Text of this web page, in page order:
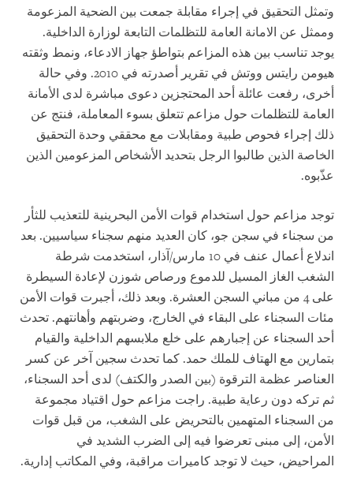
وتمثل التحقيق في إجراء مقابلة جمعت بين الضحية المزعومة
وممثل عن الامانة العامة للتظلمات التابعة لوزارة الداخلية.
يوجد تناسب بين هذه المزاعم بتواطؤ جهاز الادعاء، ونمط وثقته
هيومن رايتس ووتش في تقرير أصدرته في 2010. وفي حالة
أخرى، رفعت عائلة أحد المحتجزين دعوى مباشرة لدى الأمانة
العامة للتظلمات حول مزاعم تتعلق بسوء المعاملة، فنتج عن
ذلك إجراء فحوص طبية ومقابلات مع محققي وحدة التحقيق
الخاصة الذين طالبوا الرجل بتحديد الأشخاص المزعومين الذين
عذّبوه.
توجد مزاعم حول استخدام قوات الأمن البحرينية للتعذيب للثأر
من سجناء في سجن جو، كان العديد منهم سجناء سياسيين. بعد
اندلاع أعمال عنف في 10 مارس/آذار، استخدمت شرطة
الشغب الغاز المسيل للدموع ورصاص شوزن لإعادة السيطرة
على 4 من مباني السجن العشرة. وبعد ذلك، أجبرت قوات الأمن
مئات السجناء على البقاء في الخارج، وضربتهم وأهانتهم. تحدث
أحد السجناء عن إجبارهم على خلع ملابسهم الداخلية والقيام
بتمارين مع الهتاف للملك حمد. كما تحدث سجين آخر عن كسر
العناصر عظمة الترقوة (بين الصدر والكتف) لدى أحد السجناء،
ثم تركه دون رعاية طبية. راجت مزاعم حول اقتياد مجموعة
من السجناء المتهمين بالتحريض على الشغب، من قبل قوات
الأمن، إلى مبنى تعرضوا فيه إلى الضرب الشديد في
المراحيض، حيث لا توجد كاميرات مراقبة، وفي المكاتب إدارية.